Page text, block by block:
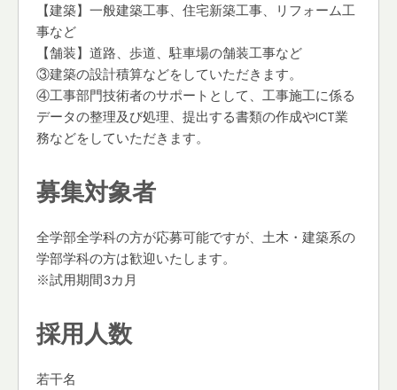
【建築】一般建築工事、住宅新築工事、リフォーム工
事など
【舗装】道路、歩道、駐車場の舗装工事など
③建築の設計積算などをしていただきます。
④工事部門技術者のサポートとして、工事施工に係る
データの整理及び処理、提出する書類の作成やICT業
務などをしていただきます。
募集対象者
全学部全学科の方が応募可能ですが、土木・建築系の
学部学科の方は歓迎いたします。
※試用期間3カ月
採用人数
若干名